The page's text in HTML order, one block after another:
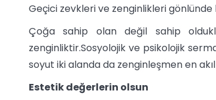
Geçici zevkleri ve zenginlikleri
Çoğa sahip olan değil sahip
zenginliktir.Sosyolojik ve psikolojik
soyut iki alanda da zenginleşmen en
Estetik değerlerin olsun